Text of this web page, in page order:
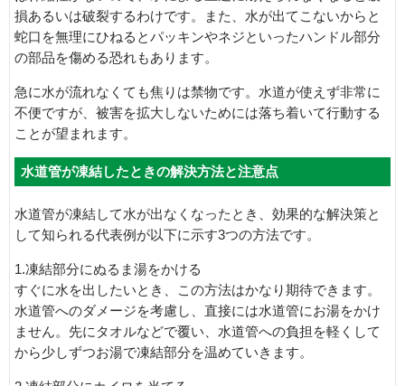
損あるいは破裂するわけです。また、水が出てこないからと
蛇口を無理にひねるとパッキンやネジといったハンドル部分
の部品を傷める恐れもあります。
急に水が流れなくても焦りは禁物です。水道が使えず非常に
不便ですが、被害を拡大しないためには落ち着いて行動する
ことが望まれます。
水道管が凍結したときの解決方法と注意点
水道管が凍結して水が出なくなったとき、効果的な解決策と
して知られる代表例が以下に示す3つの方法です。
1.凍結部分にぬるま湯をかける
すぐに水を出したいとき、この方法はかなり期待できます。
水道管へのダメージを考慮し、直接には水道管にお湯をかけ
ません。先にタオルなどで覆い、水道管への負担を軽くして
から少しずつお湯で凍結部分を温めていきます。